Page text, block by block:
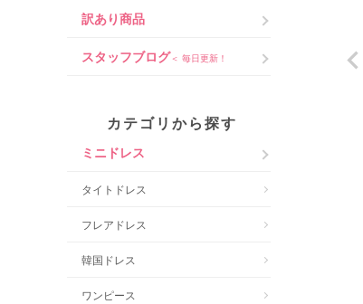
訳あり商品
スタッフブログ＜ 毎日更新！
カテゴリから探す
ミニドレス
タイトドレス
フレアドレス
韓国ドレス
ワンピース